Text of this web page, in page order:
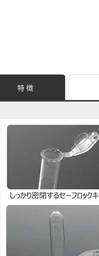
特 徴